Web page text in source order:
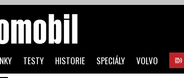
TESTY HISTORIE SPECIÁLY VOLVO